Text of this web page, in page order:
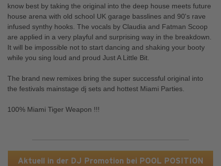
Aktuell in der DJ Promotion bei POOL POSITION
know best by taking the original into the deep house meets future
house arena with old school UK garage basslines and 90's rave
infused synthy hooks. The vocals by Claudia and Fatman Scoop
are applied in a very playful and surprising way in the breakdown.
It will be impossible not to start dancing and shaking your booty
while you sing loud and proud Just A Little Bit.
The brand new remixes bring the super successful original into
the festivals mainstage dj sets and hottest Miami Parties.
100% Miami Tiger Weapon !!!